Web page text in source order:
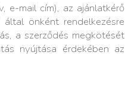
e-mail cím), az ajánlatkérő
önként rendelkezésre
a szerződés megkötését
nyújtása érdekében az